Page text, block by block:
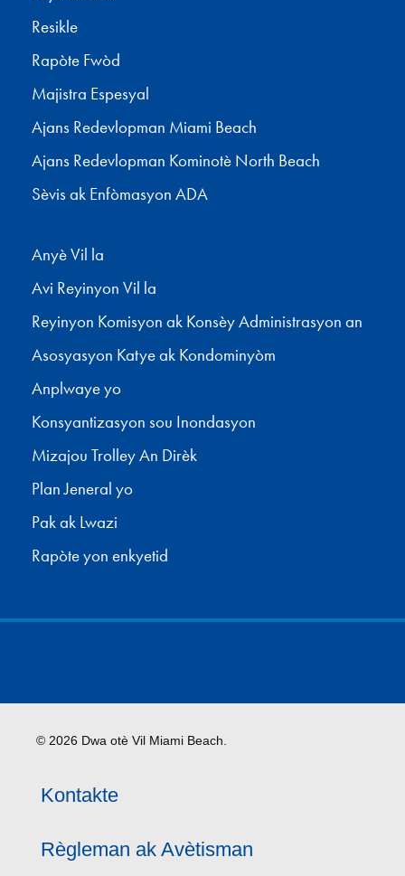
Resikle
Rapòte Fwòd
Majistra Espesyal
Ajans Redevlopman Miami Beach
Ajans Redevlopman Kominotè North Beach
Sèvis ak Enfòmasyon ADA
Anyè Vil la
Avi Reyinyon Vil la
Reyinyon Komisyon ak Konsèy Administrasyon an
Asosyasyon Katye ak Kondominyòm
Anplwaye yo
Konsyantizasyon sou Inondasyon
Mizajou Trolley An Dirèk
Plan Jeneral yo
Pak ak Lwazi
Rapòte yon enkyetid
© 2026 Dwa otè Vil Miami Beach.
Kontakte
Règleman ak Avètisman